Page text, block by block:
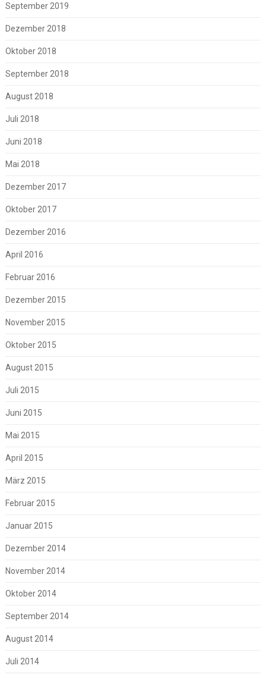
September 2019
Dezember 2018
Oktober 2018
September 2018
August 2018
Juli 2018
Juni 2018
Mai 2018
Dezember 2017
Oktober 2017
Dezember 2016
April 2016
Februar 2016
Dezember 2015
November 2015
Oktober 2015
August 2015
Juli 2015
Juni 2015
Mai 2015
April 2015
März 2015
Februar 2015
Januar 2015
Dezember 2014
November 2014
Oktober 2014
September 2014
August 2014
Juli 2014